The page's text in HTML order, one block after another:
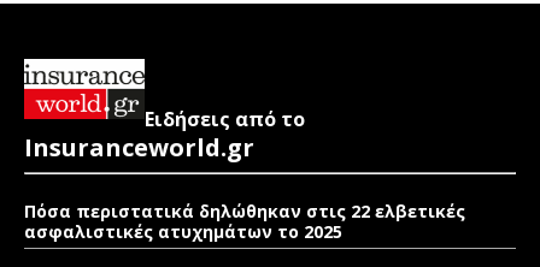
Ειδήσεις από το
Insuranceworld.gr
Πόσα περιστατικά δηλώθηκαν στις 22 ελβετικές
ασφαλιστικές ατυχημάτων το 2025